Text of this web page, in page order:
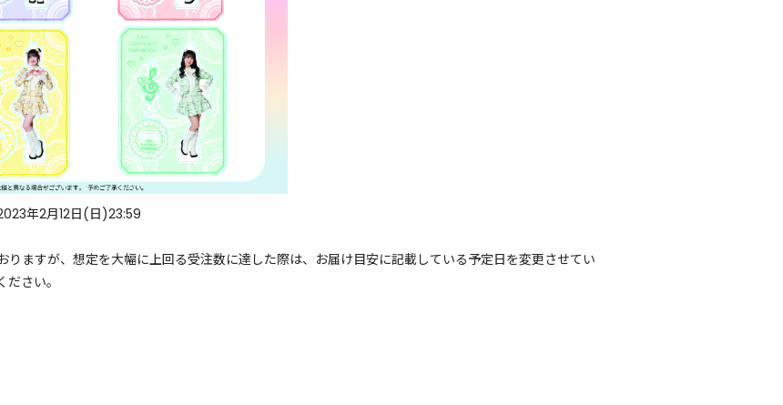
年2月12日(日)23:59
ますが、想定を大幅に上回る受注数に達した際は、お届け目安に記載している予定日を変更させてい
さい。